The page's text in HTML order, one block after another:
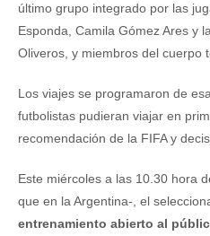
último grupo integrado por las
Esponda, Camila Gómez Ares y
Oliveros, y miembros del cuerpo
Los viajes se programaron de
futbolistas pudieran viajar en
recomendación de la FIFA y
Este miércoles a las 10.30 hora
que en la Argentina-, el
entrenamiento abierto al